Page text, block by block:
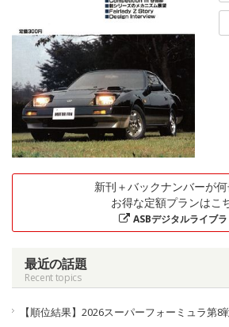
新刊＋バックナンバーが
お得な定額プランはこ
ASBデジタルライブラ
最近の話題
Recent topics
【順位結果】2026スーパーフォーミュラ第8